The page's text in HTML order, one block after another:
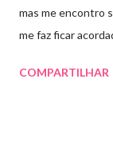
mas me encontro
me faz ficar
romance da Saga
COMPARTILHAR